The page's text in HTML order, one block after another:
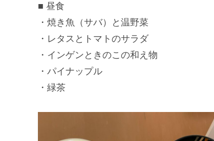
■ 昼食
・焼き魚（サバ）と温野菜
・レタスとトマトのサラダ
・インゲンときのこの和え物
・パイナップル
・緑茶